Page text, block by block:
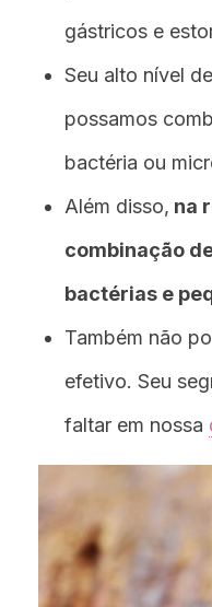
gástricos e
Seu alto nível
possamos
bactéria ou
Além disso, na
combinação
bactérias e
Também não
efetivo. Seu
faltar em nossa